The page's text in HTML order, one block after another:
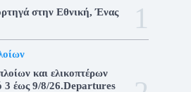
στην Εθνική, Ένας
και ελικοπτέρων
3 έως 9/8/26.Departures